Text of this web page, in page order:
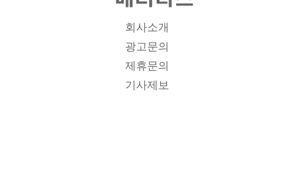
회사소개
광고문의
제휴문의
기사제보